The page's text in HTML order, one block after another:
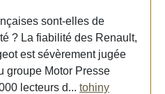
sont-elles de
? La fiabilité des Renault,
est sévèrement jugée
groupe Motor Presse
lecteurs d... tohiny